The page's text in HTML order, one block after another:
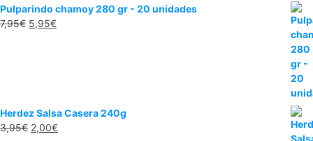
Pulparindo chamoy 280 gr - 20 unidades
7,95€ 5,95€
Herdez Salsa Casera 240g
3,95€ 2,00€